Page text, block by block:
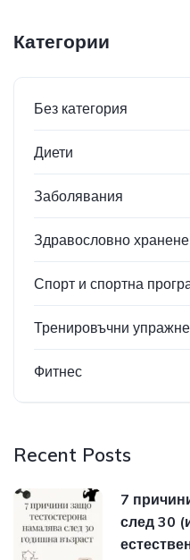
Категории
Без категория
Диети
Заболявания
Здравословно
Спорт и спортна
Тренировъчни
Фитнес
Recent Posts
7
след 30